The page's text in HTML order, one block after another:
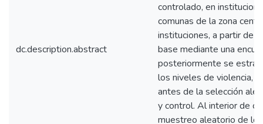
dc.description.abstract
controlado, en
comunas de la zona
instituciones, a partir de
base mediante una
posteriormente se
los niveles de violencia,
antes de la selección
y control. Al interior de
muestreo aleatorio de